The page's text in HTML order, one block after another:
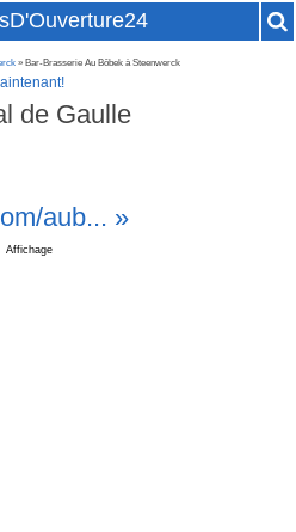
» Bar-Brasserie Au Bôbek à Steenwerck
de Gaulle
aub... »
Affichage